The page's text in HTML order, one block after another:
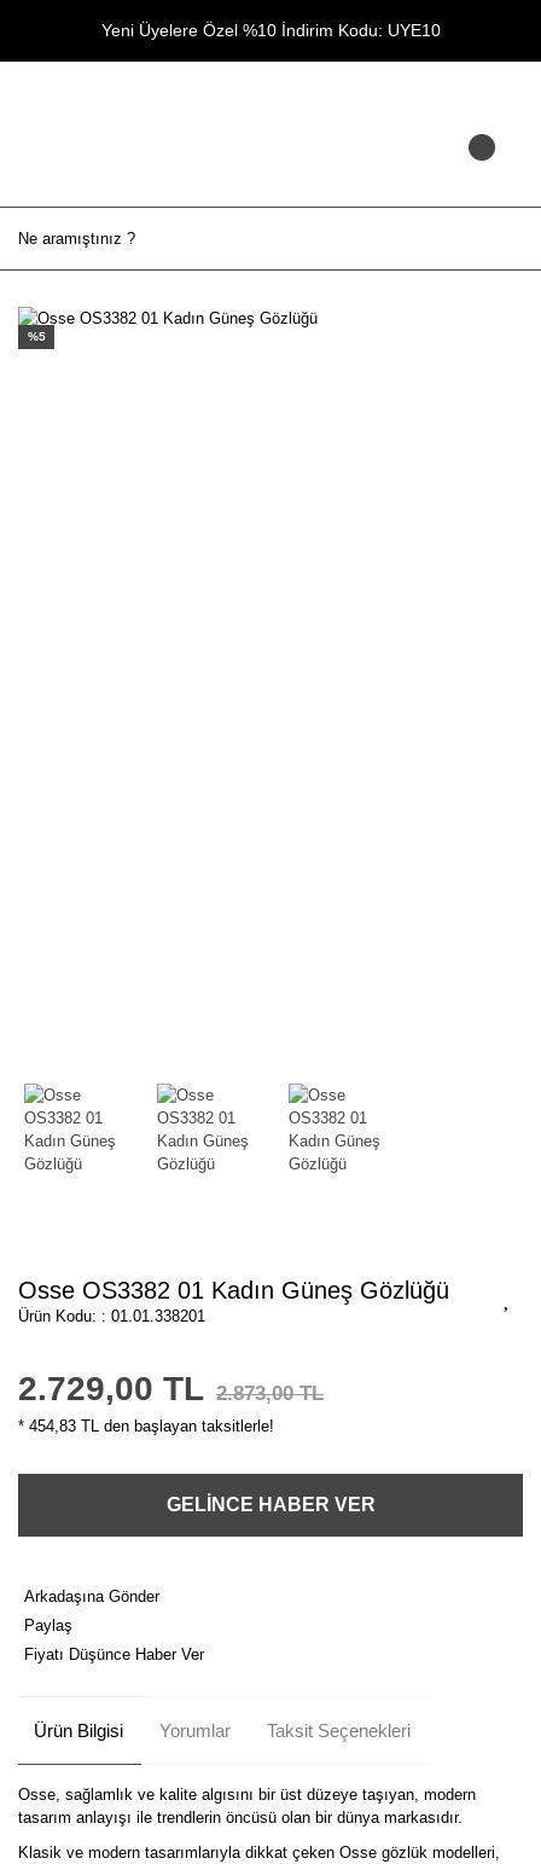
Yeni Üyelere Özel %10 İndirim Kodu: UYE10
%5
Osse OS3382 01 Kadın Güneş Gözlüğü
Ürün Kodu: : 01.01.338201
2.729,00 TL 2.873,00 TL
* 454,83 TL den başlayan taksitlerle!
GELİNCE HABER VER
Arkadaşına Gönder
Paylaş
Fiyatı Düşünce Haber Ver
Ürün Bilgisi Yorumlar Taksit Seçenekleri
Osse, sağlamlık ve kalite algısını bir üst düzeye taşıyan, modern
tasarım anlayışı ile trendlerin öncüsü olan bir dünya markasıdır.
Klasik ve modern tasarımlarıyla dikkat çeken Osse gözlük modelleri,